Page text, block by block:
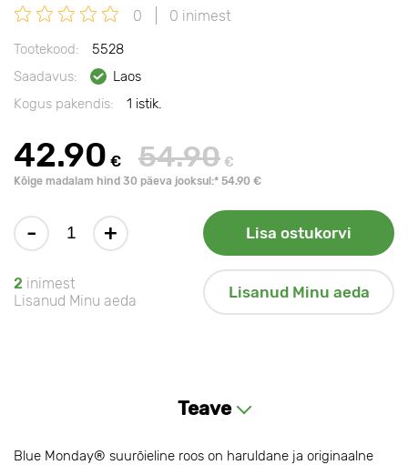
0 0 inimest
Tootekood:
5528
Saadavus:
Laos
Kogus pakendis:
1 istik.
42.90 € 54.90 €
Kõige madalam hind 30 päeva jooksul:* 54.90 €
- + Lisa ostukorvi
2 inimest
Lisanud Minu aeda
Lisanud Minu aeda
Teave
Blue Monday® suurõieline roos on haruldane ja originaalne